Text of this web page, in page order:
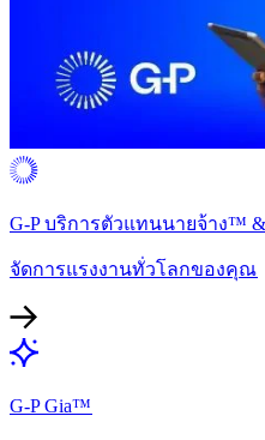
G-P บริการตัวแทนนายจ้าง™ &
จัดการแรงงานทั่วโลกของคุณ​​
G-P Gia™​​